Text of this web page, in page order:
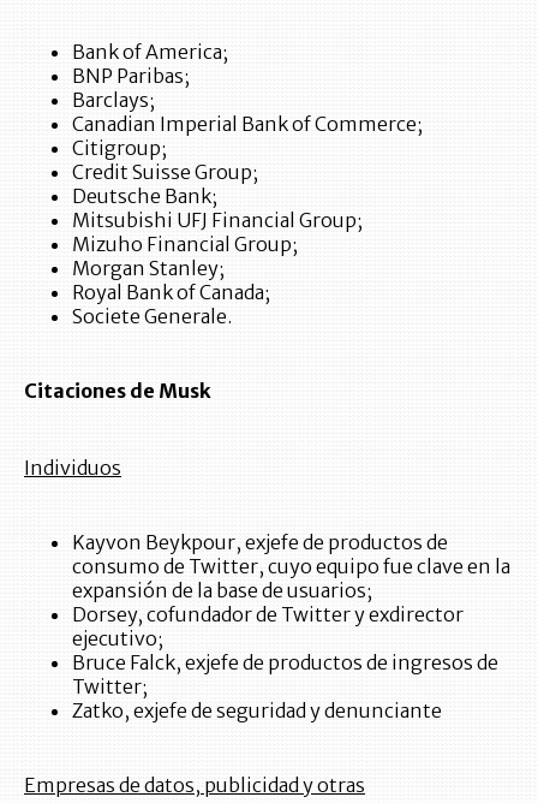
Bank of America;
BNP Paribas;
Barclays;
Canadian Imperial Bank of Commerce;
Citigroup;
Credit Suisse Group;
Deutsche Bank;
Mitsubishi UFJ Financial Group;
Mizuho Financial Group;
Morgan Stanley;
Royal Bank of Canada;
Societe Generale.
Citaciones de Musk
Individuos
Kayvon Beykpour, exjefe de productos de
consumo de Twitter, cuyo equipo fue clave en la
expansión de la base de usuarios;
Dorsey, cofundador de Twitter y exdirector
ejecutivo;
Bruce Falck, exjefe de productos de ingresos de
Twitter;
Zatko, exjefe de seguridad y denunciante
Empresas de datos, publicidad y otras